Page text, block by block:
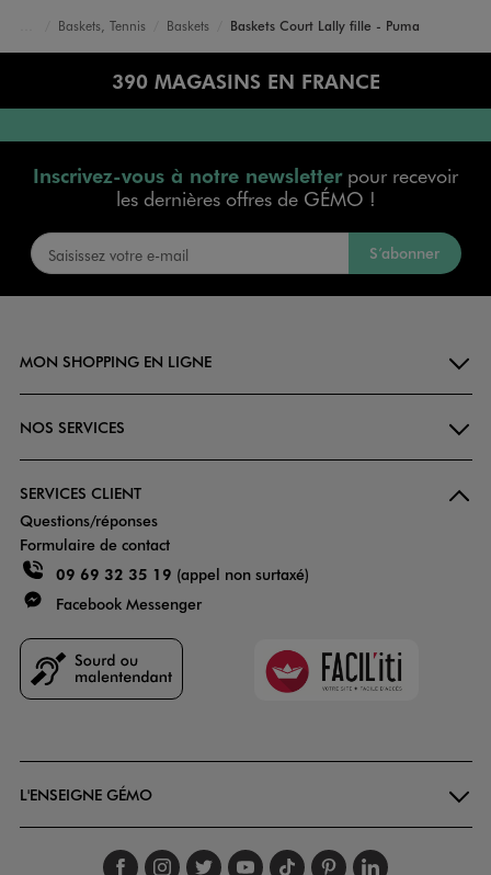
Baskets, Tennis Baskets Baskets Court Lally fille - Puma
390 MAGASINS EN FRANCE
Inscrivez-vous à notre newsletterpour recevoir
les dernières offres de GÉMO !
S’abonner
MON SHOPPING EN LIGNE
NOS SERVICES
SERVICES CLIENT
Questions/réponses
Formulaire de contact
09 69 32 35 19 (appel non surtaxé)
Facebook Messenger
Faciliti
L'ENSEIGNE GÉMO